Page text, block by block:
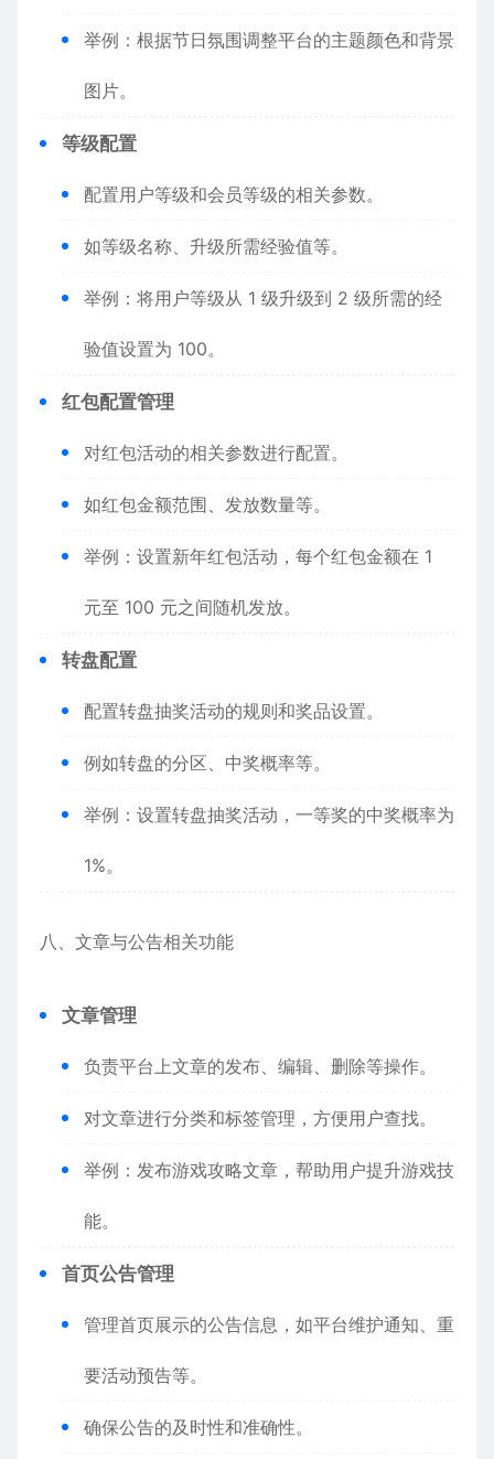
举例：根据节日氛围调整平台的主题颜色和背景
图片。
等级配置
配置用户等级和会员等级的相关参数。
如等级名称、升级所需经验值等。
举例：将用户等级从 1 级升级到 2 级所需的经
验值设置为 100。
红包配置管理
对红包活动的相关参数进行配置。
如红包金额范围、发放数量等。
举例：设置新年红包活动，每个红包金额在 1
元至 100 元之间随机发放。
转盘配置
配置转盘抽奖活动的规则和奖品设置。
例如转盘的分区、中奖概率等。
举例：设置转盘抽奖活动，一等奖的中奖概率为
1%。
八、文章与公告相关功能
文章管理
负责平台上文章的发布、编辑、删除等操作。
对文章进行分类和标签管理，方便用户查找。
举例：发布游戏攻略文章，帮助用户提升游戏技
能。
首页公告管理
管理首页展示的公告信息，如平台维护通知、重
要活动预告等。
确保公告的及时性和准确性。